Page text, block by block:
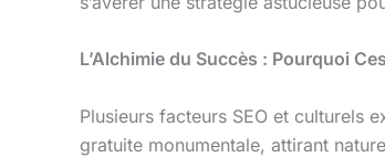
L’Alchimie du Succès : Pourquoi
Plusieurs facteurs SEO et culturels
gratuite monumentale, attirant